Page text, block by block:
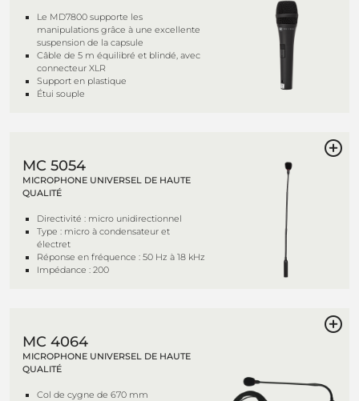
Le MD7800 supporte les
manipulations grâce à une excellente
suspension de la capsule
Câble de 5 m équilibré et blindé, avec
connecteur XLR
Support en plastique
Étui souple
MC 5054
MICROPHONE UNIVERSEL DE HAUTE
QUALITÉ
Directivité : micro unidirectionnel
Type : micro à condensateur et
électret
Réponse en fréquence : 50 Hz à 18 kHz
Impédance : 200
MC 4064
MICROPHONE UNIVERSEL DE HAUTE
QUALITÉ
Col de cygne de 670 mm